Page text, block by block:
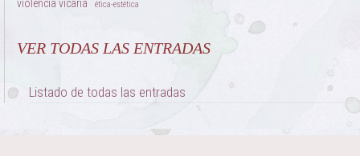
violencia vicaria ética-estética
VER TODAS LAS ENTRADAS
Listado de todas las entradas